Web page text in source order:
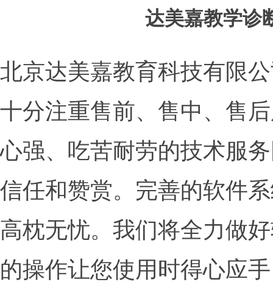
达美嘉教学诊
北京达美嘉教育科技有限
十分注重售前、售中、售
心强、吃苦耐劳的技术服
信任和赞赏。完善的软件
高枕无忧。我们将全力做
的操作让您使用时得心应